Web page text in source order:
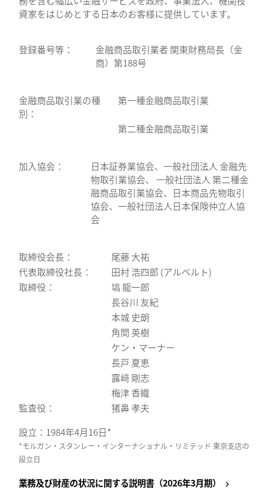
資家をはじめとする日本のお客様に提供しています。
登録番号等：
金融商品取引業者 関東財務局長（金
商）第188号
金融商品取引業の種
別：
第一種金融商品取引業
第二種金融商品取引業
加入協会：
日本証券業協会、一般社団法人 金融先
物取引業協会、 一般社団法人 第二種金
融商品取引業協会、日本商品先物取引
協会、一般社団法人日本保険仲立人協
会
取締役会長：
尾藤 大祐
代表取締役社長：
田村 浩四郎 (アルベルト)
取締役：
塙 龍一郎
長谷川 友紀
本城 史朗
角間 英樹
ケン・マーナー
長戸 夏恵
露﨑 剛志
梅津 ⾹織
監査役：
猪鼻 孝夫
設立：1984年4月16日*
*モルガン・スタンレー・インターナショナル・リミテッド 東京支店の
設立日
業務及び財産の状況に関する説明書（2026年3月期）